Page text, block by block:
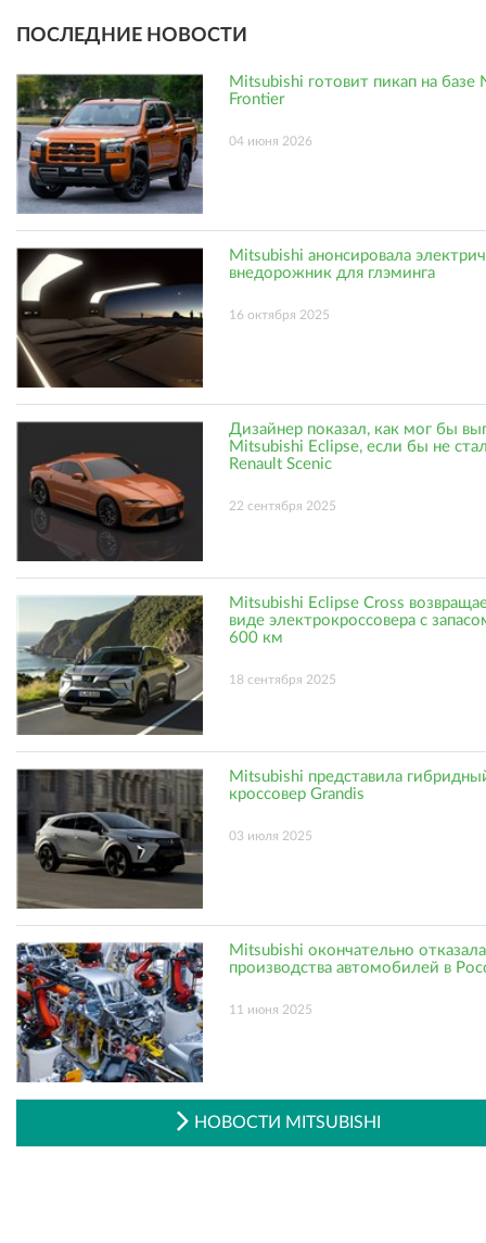
ПОСЛЕДНИЕ НОВОСТИ
Mitsubishi готовит пикап на базе
Frontier
04 июня 2026
Mitsubishi анонсировала
внедорожник для глэминга
16 октября 2025
Дизайнер показал, как мог бы
Mitsubishi Eclipse, если бы не
Renault Scenic
22 сентября 2025
Mitsubishi Eclipse Cross
виде электрокроссовера с
600 км
18 сентября 2025
Mitsubishi представила
кроссовер Grandis
03 июля 2025
Mitsubishi окончательно
производства автомобилей в
11 июня 2025
НОВОСТИ MITSUBISHI